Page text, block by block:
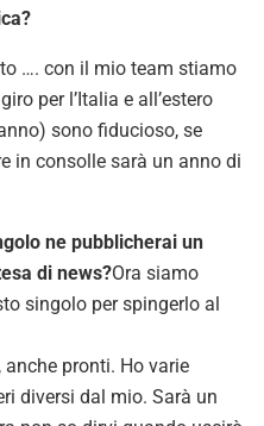
…. con il mio team stiamo
per l’Italia e all’estero
sono fiducioso, se
in consolle sarà un anno di
ne pubblicherai un
di news?Ora siamo
singolo per spingerlo al
pronti. Ho varie
diversi dal mio. Sarà un